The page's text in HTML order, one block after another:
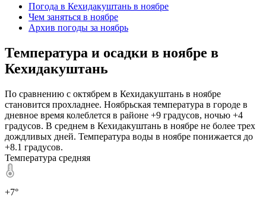
Погода в Кехидакуштань в ноябре
Чем заняться в ноябре
Архив погоды за ноябрь
Температура и осадки в ноябре в
Кехидакуштань
По сравнению с октябрем в Кехидакуштань в ноябре
становится прохладнее. Ноябрьская температура в городе в
дневное время колеблется в районе +9 градусов, ночью +4
градусов. В среднем в Кехидакуштань в ноябре не более трех
дождливых дней. Температура воды в ноябре понижается до
+8.1 градусов.
Температура средняя
+7°